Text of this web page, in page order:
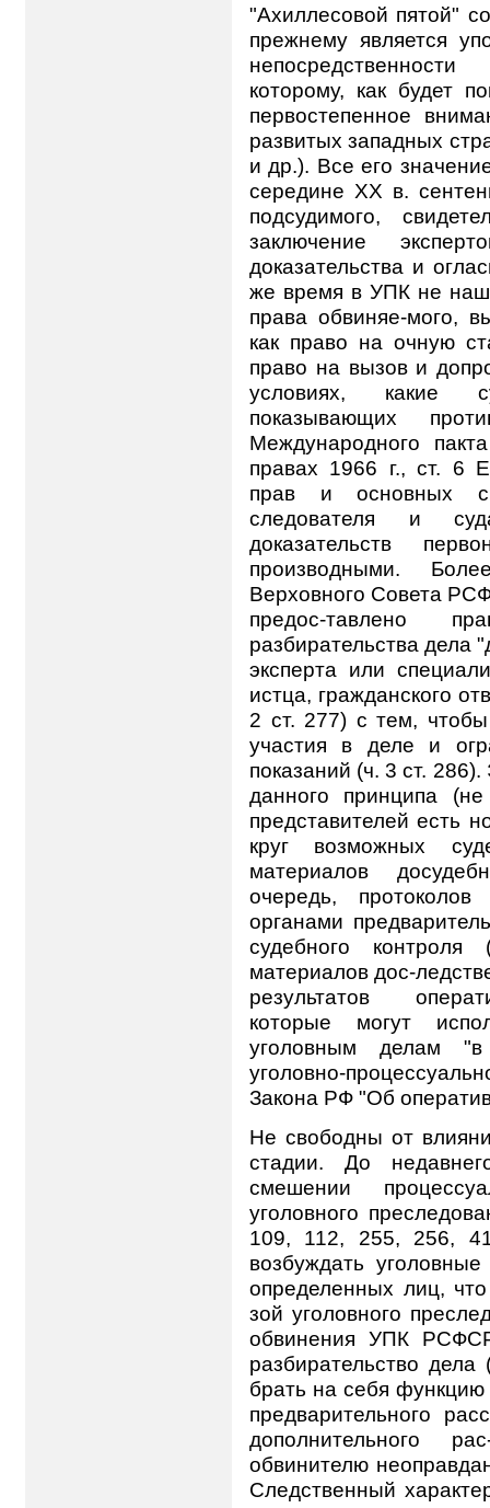
"Ахиллесовой пятой"
прежнему является
которому, как будет
первостепенное
развитых западных
и др.). Все его
середине ХХ в.
подсудимого,
заключение
доказательства и
же время в УПК не
права обвиняе-мого,
как право на очную
право на вызов и
условиях, какие
показывающих
Международного
правах 1966 г., ст. 6
прав и основных
следователя и
доказательств
производными.
Верховного Совета
предос-тавлено
разбирательства дела
эксперта или
истца, гражданского
2 ст. 277) с тем,
участия в деле и
показаний (ч. 3 ст.
данного принципа
представителей есть
круг возможных
материалов
очередь,
органами
судебного
материалов дос-
результатов
которые могут
уголовным делам "в
уголовно-
Закона РФ "Об
Не свободны от
стадии. До
смешении
уголовного
109, 112, 255, 256,
возбуждать
определенных лиц,
зой уголовного
обвинения УПК
разбирательство
брать на себя
предварительного
дополнительного
обвинителю
Следственный